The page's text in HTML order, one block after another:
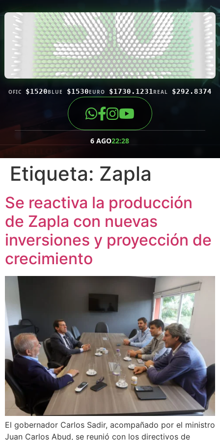
OFIC $1520BLUE $1530EURO $1730.1231 REAL $292.8374
6 AGO22:28
Etiqueta: Zapla
Se reactiva la producción
de Zapla con nuevas
inversiones y proyección de
crecimiento
El gobernador Carlos Sadir, acompañado por el ministro
Juan Carlos Abud, se reunió con los directivos de